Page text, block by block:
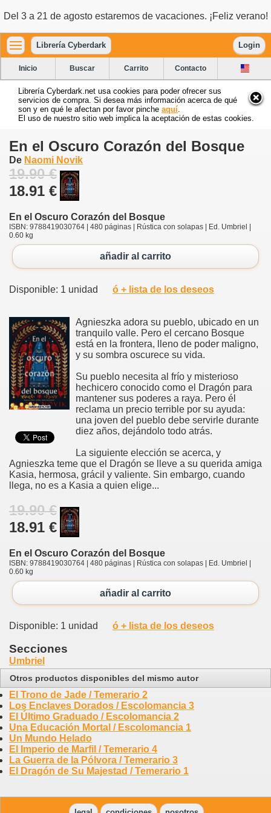
Del 3 a 21 de agosto estaremos de vacaciones. ¡Feliz verano!
Librería Cyberdark Login
Inicio Buscar Carrito Contacto
Librería Cyberdark.net usa cookies para poder ofrecer sus
servicios de compra. Si desea más información acerca de qué
son y en qué le afectan por favor pinche aquí
El uso de nuestro sitio web implica la aceptación de estas cookies.
En el Oscuro Corazón del Bosque
De Naomi Novik
19.90 €
18.91 €
En el Oscuro Corazón del Bosque
ISBN: 9788419030764 | 480 páginas | Rústica con solapas | Ed. Umbriel |
0.60 kg
añadir al carrito
Disponible: 1 unidad ó + lista de los deseos
Agnieszka adora su pueblo, ubicado en un
tranquilo valle. Pero el cercano Bosque
está en la frontera, lleno de poder maligno,
y su sombra oscurece su vida.
Su pueblo necesita al frío y misterioso
hechicero conocido como el Dragón para
mantener sus poderes a raya. Pero él
reclama un precio terrible por su ayuda:
una joven del pueblo debe servirle durante
diez años, dejándolo todo atrás.
La siguiente elección se acerca, y
Agnieszka teme que el Dragón se lleve a su querida amiga
Kasia, hermosa, grácil y valiente. Sin embargo, cuando
llega, no es a Kasia a quien elige...
19.90 €
18.91 €
En el Oscuro Corazón del Bosque
ISBN: 9788419030764 | 480 páginas | Rústica con solapas | Ed. Umbriel |
0.60 kg
añadir al carrito
Disponible: 1 unidad ó + lista de los deseos
Secciones
Umbriel
Otros productos disponibles del mismo autor
El Trono de Jade / Temerario 2
Los Enclaves Dorados / Escolomancia 3
El Último Graduado / Escolomancia 2
Una Educación Mortal / Escolomancia 1
Un Mundo Helado
El Imperio de Marfil / Temerario 4
La Guerra de la Pólvora / Temerario 3
El Dragón de Su Majestad / Temerario 1